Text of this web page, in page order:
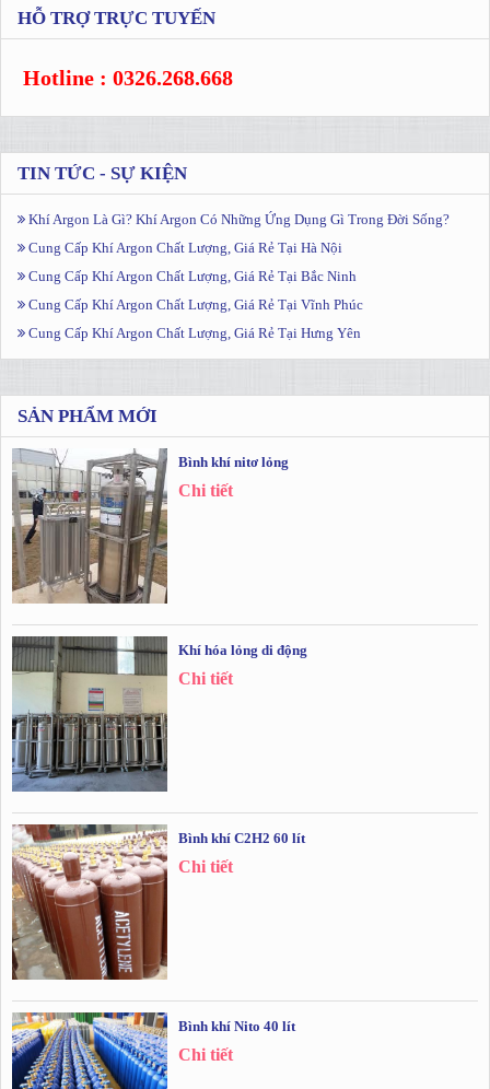
HỖ TRỢ TRỰC TUYẾN
Hotline : 0326.268.668
TIN TỨC - SỰ KIỆN
Khí Argon Là Gì? Khí Argon Có Những Ứng Dụng Gì Trong Đời Sống?
Cung Cấp Khí Argon Chất Lượng, Giá Rẻ Tại Hà Nội
Cung Cấp Khí Argon Chất Lượng, Giá Rẻ Tại Bắc Ninh
Cung Cấp Khí Argon Chất Lượng, Giá Rẻ Tại Vĩnh Phúc
Cung Cấp Khí Argon Chất Lượng, Giá Rẻ Tại Hưng Yên
SẢN PHẨM MỚI
Bình khí nitơ lỏng
Chi tiết
Khí hóa lỏng di động
Chi tiết
Bình khí C2H2 60 lít
Chi tiết
Bình khí Nito 40 lít
Chi tiết